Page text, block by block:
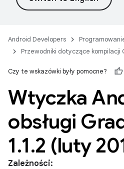
Android Developers
Przewodniki dotyczące kompilacji
Czy te wskazówki były pomocne?
Wtyczka
obsługi
1.1.2 (luty
Zależności: